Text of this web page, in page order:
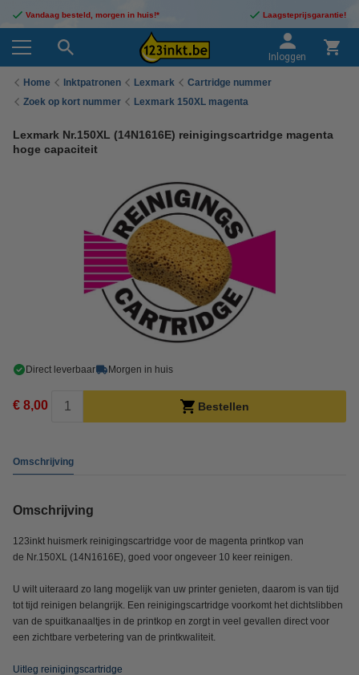
Vandaag besteld, morgen in huis!* Laagsteprijsgarantie!
Inloggen
Home Inktpatronen Lexmark
Cartridge nummer
Zoek op kort nummer
Lexmark 150XL magenta
Lexmark Nr.150XL (14N1616E) reinigingscartridge magenta
hoge capaciteit
Direct leverbaar Morgen in huis
€ 8,00 Bestellen
Omschrijving
Omschrijving
123inkt huismerk reinigingscartridge voor de magenta printkop van
de Nr.150XL (14N1616E), goed voor ongeveer 10 keer reinigen.
U wilt uiteraard zo lang mogelijk van uw printer genieten, daarom is van tijd
tot tijd reinigen belangrijk. Een reinigingscartridge voorkomt het dichtslibben
van de spuitkanaaltjes in de printkop en zorgt in veel gevallen direct voor
een zichtbare verbetering van de printkwaliteit.
Uitleg reinigingscartridge